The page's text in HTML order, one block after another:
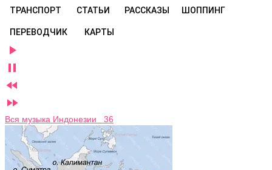
ТРАНСПОРТ СТАТЬИ РАССКАЗЫ ШОППИНГ
ПЕРЕВОДЧИК КАРТЫ




Вся музыка Индонезии 36